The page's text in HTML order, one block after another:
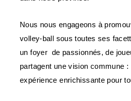
Nous nous engageons à
volley-ball sous toutes ses
un foyer de passionnés, de
partagent une vision commune
expérience enrichissante pour